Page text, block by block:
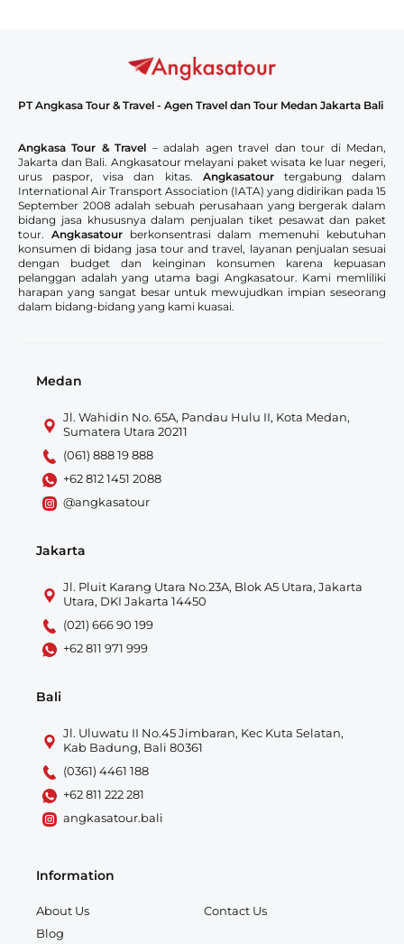
PT Angkasa Tour & Travel - Agen Travel dan Tour Medan Jakarta Bali
Angkasa Tour & Travel – adalah agen travel dan tour di Medan,
Jakarta dan Bali. Angkasatour melayani paket wisata ke luar negeri,
urus paspor, visa dan kitas. Angkasatourtergabung dalam
International Air Transport Association (IATA) yang didirikan pada 15
September 2008 adalah sebuah perusahaan yang bergerak dalam
bidang jasa khususnya dalam penjualan tiket pesawat dan paket
tour. Angkasatourberkonsentrasi dalam memenuhi kebutuhan
konsumen di bidang jasa tour and travel, layanan penjualan sesuai
dengan budget dan keinginan konsumen karena kepuasan
pelanggan adalah yang utama bagi Angkasatour. Kami memliliki
harapan yang sangat besar untuk mewujudkan impian seseorang
dalam bidang-bidang yang kami kuasai.
Medan
Jl. Wahidin No. 65A, Pandau Hulu II, Kota Medan,
Sumatera Utara 20211
(061) 888 19 888
+62 812 1451 2088
@angkasatour
Jakarta
Jl. Pluit Karang Utara No.23A, Blok A5 Utara, Jakarta
Utara, DKI Jakarta 14450
(021) 666 90 199
+62 811 971 999
Bali
Jl. Uluwatu II No.45 Jimbaran, Kec Kuta Selatan,
Kab Badung, Bali 80361
(0361) 4461 188
+62 811 222 281
angkasatour.bali
Information
About Us
Contact Us
Blog